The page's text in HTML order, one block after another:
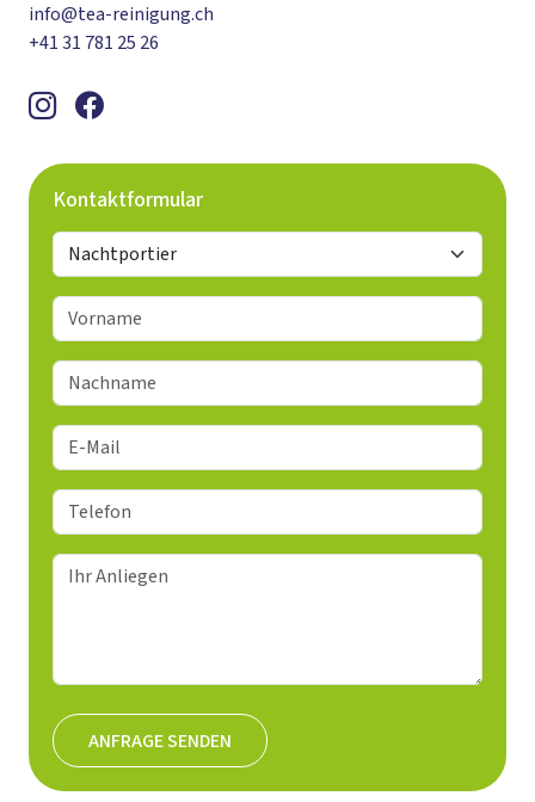
info@tea-reinigung.ch
+41 31 781 25 26
Kontaktformular
ANFRAGE SENDEN